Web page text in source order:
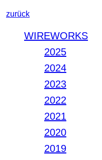
zurück
WIREWORKS
2025
2024
2023
2022
2021
2020
2019